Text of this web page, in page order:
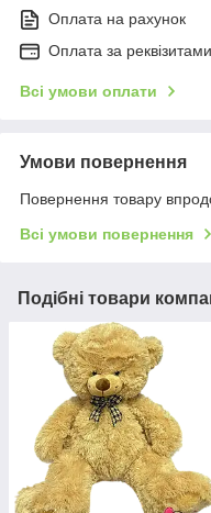
Оплата на рахунок
Оплата за реквізитами
Всі умови оплати
Умови повернення
Повернення товару
Всі умови повернення
Подібні товари